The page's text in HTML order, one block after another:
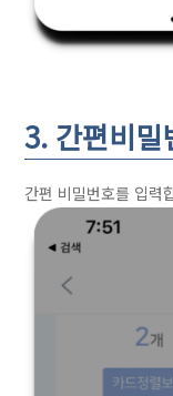
3. 간편비밀
간편 비밀번호를 입력